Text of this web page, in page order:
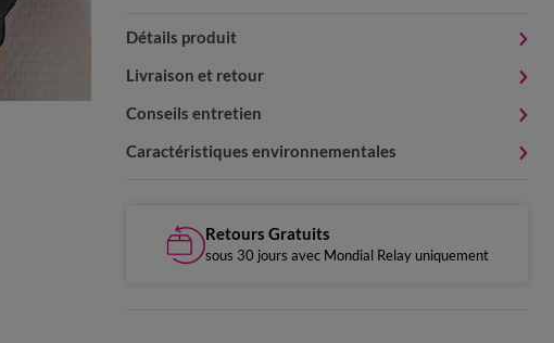
Détails produit
Livraison et retour
Conseils entretien
Caractéristiques environnementales
Retours Gratuits
sous 30 jours avec Mondial Relay uniquement